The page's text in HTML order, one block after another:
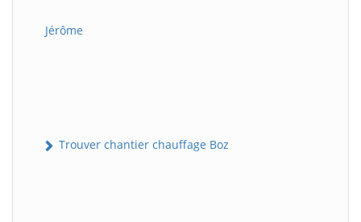
Jérôme
Trouver chantier chauffage Boz